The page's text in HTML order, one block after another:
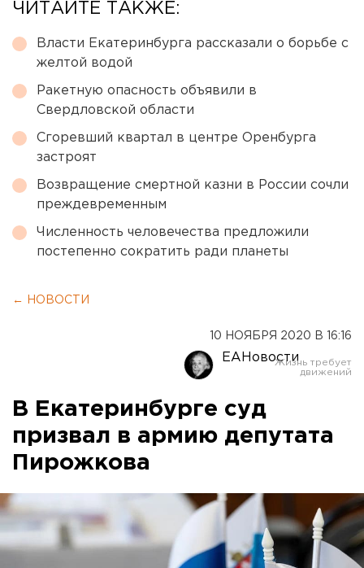
ЧИТАЙТЕ ТАКЖЕ:
Власти Екатеринбурга рассказали о борьбе с
желтой водой
Ракетную опасность объявили в
Свердловской области
Сгоревший квартал в центре Оренбурга
застроят
Возвращение смертной казни в России сочли
преждевременным
Численность человечества предложили
постепенно сократить ради планеты
← НОВОСТИ
10 НОЯБРЯ 2020 В 16:16
ЕАНовости
В Екатеринбурге суд
призвал в армию депутата
Пирожкова